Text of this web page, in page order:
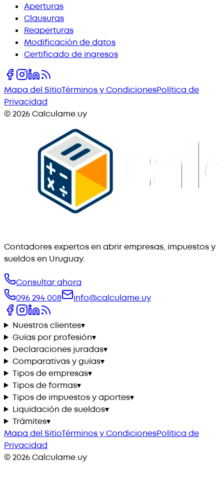
Aperturas
Clausuras
Reaperturas
Modificación de datos
Certificado de ingresos
Mapa del SitioTérminos y CondicionesPolítica de
Privacidad
©2026Calculame.uy
Contadores expertos en abrir empresas, impuestos y
sueldos en Uruguay.
Consultar ahora
096 294 008
info@calculame.uy
Nuestros clientes▾
Guías por profesión▾
Declaraciones juradas▾
Comparativas y guías▾
Tipos de empresas▾
Tipos de formas▾
Tipos de impuestos y aportes▾
Liquidación de sueldos▾
Trámites▾
Mapa del SitioTérminos y CondicionesPolítica de
Privacidad
©2026Calculame.uy